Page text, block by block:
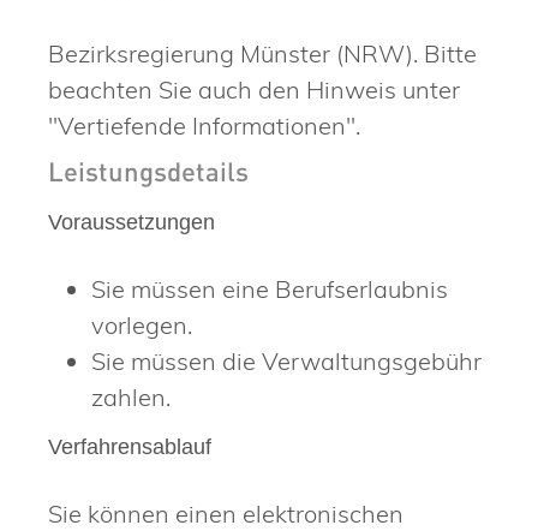
Bezirksregierung Münster (NRW). Bitte
beachten Sie auch den Hinweis unter
"Vertiefende Informationen".
Leistungsdetails
Voraussetzungen
Sie müssen eine Berufserlaubnis
vorlegen.
Sie müssen die Verwaltungsgebühr
zahlen.
Verfahrensablauf
Sie können einen elektronischen